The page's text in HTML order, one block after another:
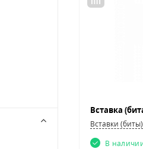
Вставки (биты)
В